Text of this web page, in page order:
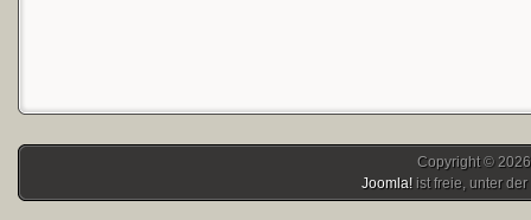
Copyright ©
Joomla! ist freie, unter der